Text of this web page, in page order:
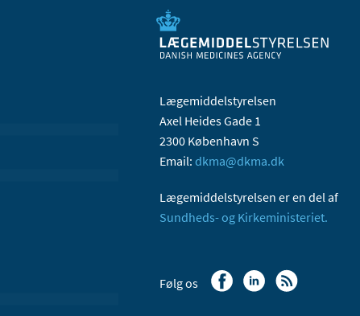
Lægemiddelstyrelsen
Axel Heides Gade 1
2300 København S
Email: dkma@dkma.dk
Lægemiddelstyrelsen er en del af
Sundheds- og Kirkeministeriet.
Følg os